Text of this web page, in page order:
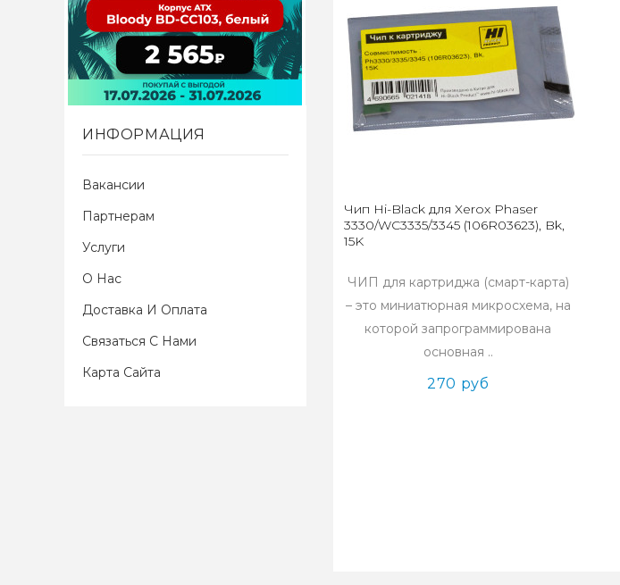
ИНФОРМАЦИЯ
Вакансии
Партнерам
Услуги
О Нас
Доставка И Оплата
Связаться С Нами
Карта Сайта
Чип Hi-Black для Xerox Phaser
3330/WC3335/3345 (106R03623), Bk,
15K
ЧИП для картриджа (смарт-карта)
– это миниатюрная микросхема, на
которой запрограммирована
основная ..
270 руб